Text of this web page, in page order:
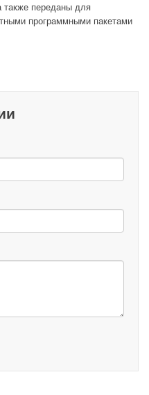
переданы для
программными пакетами